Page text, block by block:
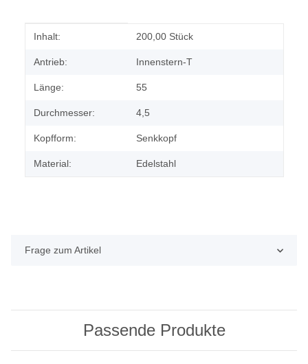
Produkteigenschaft
Wert
Inhalt: 200,00 Stück
Antrieb: Innenstern-T
Länge: 55
Durchmesser: 4,5
Kopfform: Senkkopf
Material: Edelstahl
Frage zum Artikel
Passende Produkte